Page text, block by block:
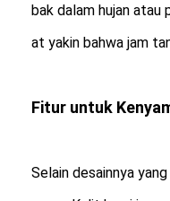
bak dalam hujan atau
at yakin bahwa jam
Fitur untuk
Selain desainnya